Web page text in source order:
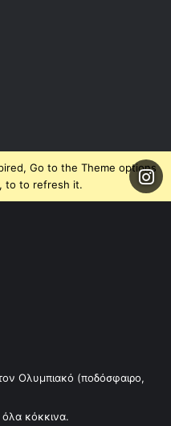
Go to the Theme options
to to refresh it.
Ολυμπιακό (ποδόσφαιρο,
όλα κόκκινα.